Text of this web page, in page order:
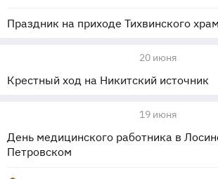
Праздник на приходе Тихвинского
20 июня
Крестный ход на Никитский источник
19 июня
День медицинского работника в
Петровском